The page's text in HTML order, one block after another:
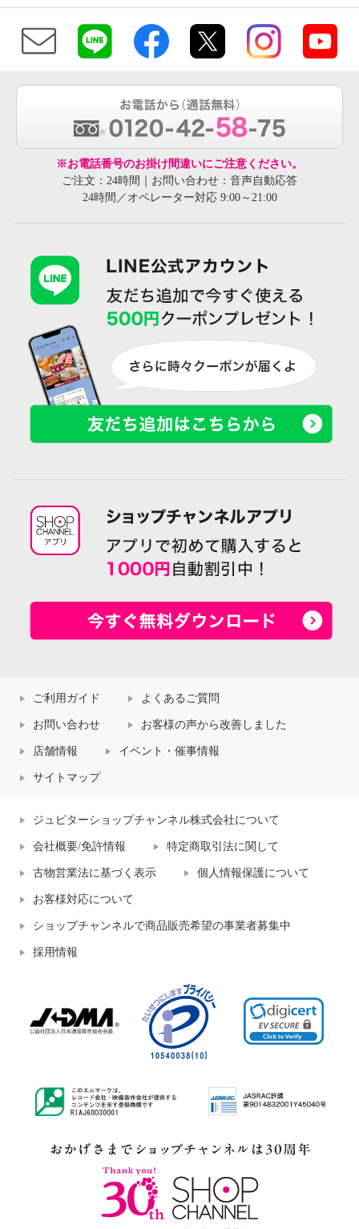
※お電話番号のお掛け間違いにご注意ください。
ご注文：24時間｜お問い合わせ：音声自動応答
24時間／オペレーター対応 9:00～21:00
ご利用ガイド よくあるご質問
お問い合わせ お客様の声から改善しました
店舗情報 イベント・催事情報
サイトマップ
ジュピターショップチャンネル株式会社について
会社概要/免許情報 特定商取引法に関して
古物営業法に基づく表示 個人情報保護について
お客様対応について
ショップチャンネルで商品販売希望の事業者募集中
採用情報